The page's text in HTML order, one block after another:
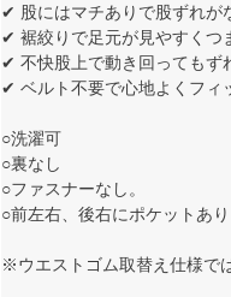
✔ 股にはマチありで股ずれが
✔ 裾絞りで足元が見やすくつ
✔ 不快股上で動き回ってもず
✔ ベルト不要で心地よくフィ
○洗濯可
○裏なし
○ファスナーなし。
○前左右、後右にポケットあり
※ウエストゴム取替え仕様で